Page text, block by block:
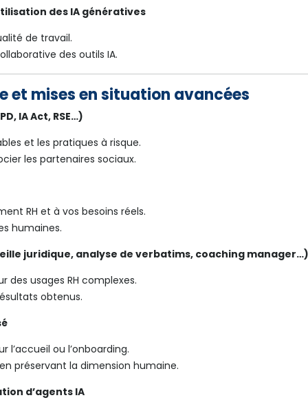
des IA génératives
de travail.
des outils IA.
et mises en situation avancées
IA Act, RSE…)
et les pratiques à risque.
les partenaires sociaux.
RH et à vos besoins réels.
humaines.
juridique, analyse de verbatims, coaching manager…)
usages RH complexes.
obtenus.
l’accueil ou l’onboarding.
préservant la dimension humaine.
d’agents IA